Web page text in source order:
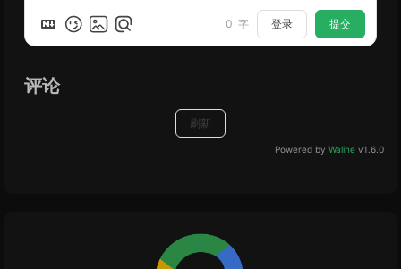
0 字 登录 提交
评论
刷新
Powered by Waline v1.6.0